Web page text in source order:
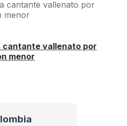
cantante vallenato por
menor